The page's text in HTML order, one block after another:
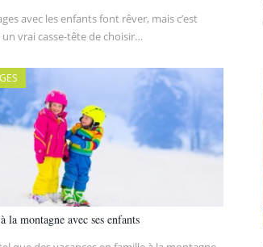
avec les enfants font rêver, mais c’est
vrai casse-tête de choisir…
la montagne avec ses enfants